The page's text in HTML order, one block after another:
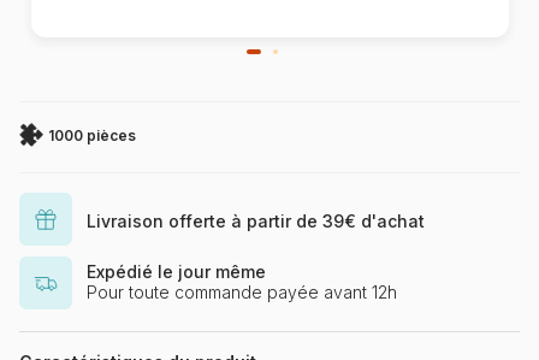
1000 pièces
Livraison offerte à partir de 39€ d'achat
Expédié le jour même
Pour toute commande payée avant 12h